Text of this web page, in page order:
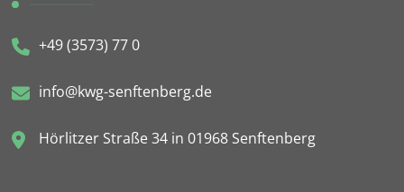
+49 (3573) 77 0
info@kwg-senftenberg.de
Hörlitzer Straße 34 in 01968 Senftenberg